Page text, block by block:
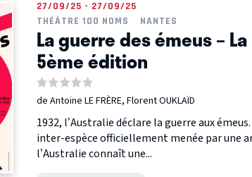
27/09/25 - 27/09/25
THÉÂTRE 100 NOMS
NANTES
La guerre des émeus –
5ème édition
de Antoine LE FRÈRE, Florent OUKLAÏD
1932, l’Australie déclare la guerre aux
inter-espèce officiellement menée par une
l’Australie connaît une...